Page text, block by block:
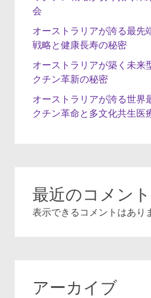
会
オーストラリアが誇る最先
戦略と健康長寿の秘密
オーストラリアが築く未来
クチン革新の秘密
オーストラリアが誇る世界
クチン革命と多文化共生医
最近のコメント
表示できるコメントはあり
アーカイブ